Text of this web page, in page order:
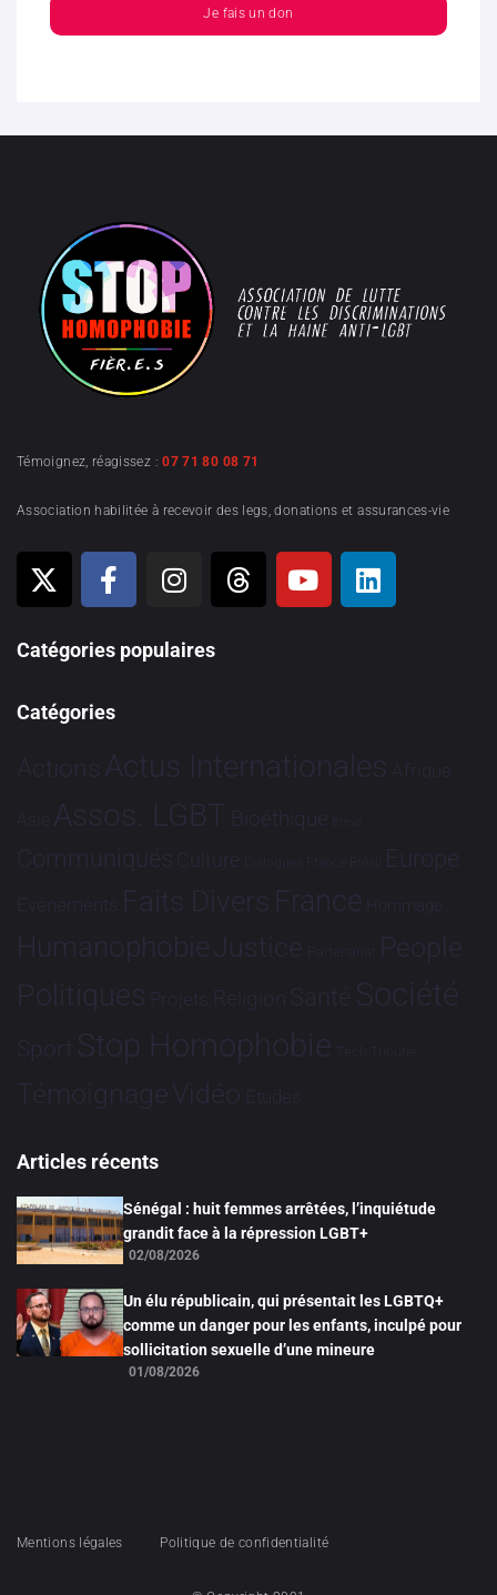
Je fais un don
Témoignez, réagissez :07 71 80 08 71
Association habilitée à recevoir des legs, donations et assurances-vie
Catégories populaires
Catégories
Actions Actus Internationales Afrique
Asie Assos. LGBT Bioéthique Brève
Communiqués Culture Dialogues France-Brésil Europe
Evénements Faits Divers France Hommage
HumanophobieJustice Partenariat People
Politiques Projets Religion Santé Société
Sport Stop Homophobie Tech Tribune
TémoignageVidéo Études
Articles récents
Sénégal : huit femmes arrêtées, l’inquiétude
grandit face à la répression LGBT+
02/08/2026
Un élu républicain, qui présentait les LGBTQ+
comme un danger pour les enfants, inculpé pour
sollicitation sexuelle d’une mineure
01/08/2026
Mentions légales Politique de confidentialité